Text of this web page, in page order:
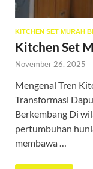
KITCHEN SET MURAH
Kitchen Set
November 26, 2025
Mengenal Tren
Transformasi
Berkembang Di
pertumbuhan
membawa …